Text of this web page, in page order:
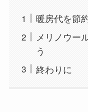
暖房代を節
メリノウー
う
終わりに